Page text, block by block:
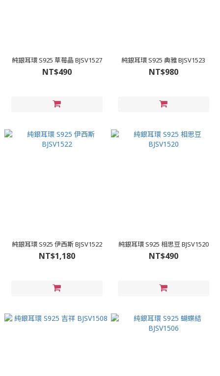
純銀耳環 S925 草莓晶 BJSV1527
NT$490
純銀耳環 S925 典雅 BJSV1523
NT$980
純銀耳環 S925 伊西斯 BJSV1522
NT$1,180
純銀耳環 S925 相思豆 BJSV1520
NT$490